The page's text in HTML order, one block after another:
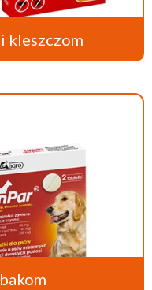
kleszczom